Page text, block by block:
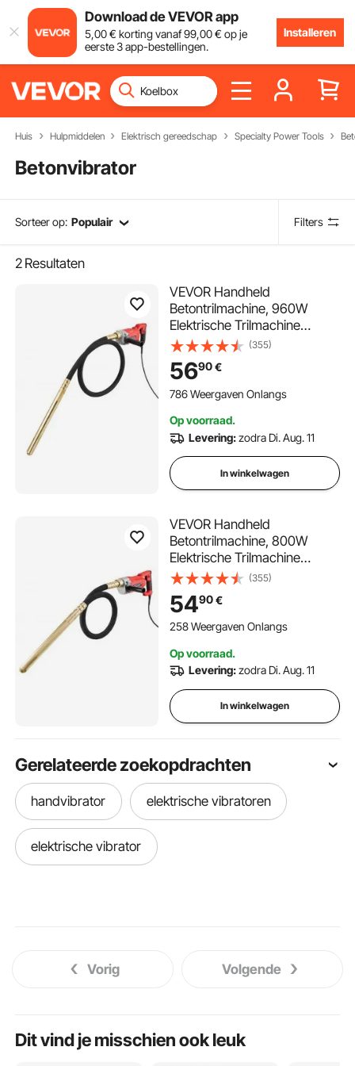
Download de VEVOR app
5,00€ korting vanaf99,00€ op je
eerste 3 app-bestellingen.
Installeren
Huis Hulpmiddelen Elektrisch gereedschap Specialty Power Tools
Betonvibrator
Sorteer op: Populair Filters
2 Resultaten
VEVOR Handheld
Betontrilmachine, 960W
Elektrische Trilmachine
4000RPM, Elektrische
Betontrilmachine met 2m
Schachtstang, Draagbare
Potloodtrilmachine voor het
en het Mengen van Beton
(355)
5690€
786 Weergaven Onlangs
Op voorraad.
Levering:zodra Di. Aug. 11
In winkelwagen
VEVOR Handheld
Betontrilmachine, 800W
Elektrische Trilmachine
4000RPM, Elektrische
Betontrilmachine met 1,5m
Schachtstang, Draagbare
Potloodtrilmachine voor het
en het Mengen van Beton
(355)
5490€
258 Weergaven Onlangs
Op voorraad.
Levering:zodra Di. Aug. 11
In winkelwagen
Gerelateerde zoekopdrachten
handvibrator elektrische vibratoren
elektrische vibrator
Vorig Volgende
Dit vind je misschien ook leuk